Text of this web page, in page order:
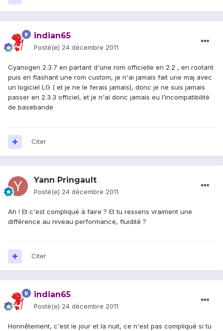
indian65
Posté(e) 24 décembre 2011
Cyanogen 2.3.7 en partant d'une rom officielle en 2.2 , en rootant
puis en flashant une rom custom, je n'ai jamais fait une maj avec
un logiciel LG ( et je ne le ferais jamais), donc je ne suis jamais
passer en 2.3.3 officiel, et je n'ai donc jamais eu l’incompatibilité
de basebande
Citer
Yann Pringault
Posté(e) 24 décembre 2011
Ah ! Et c'est compliqué à faire ? Et tu ressens vraiment une
différence au niveau performance, fluidité ?
Citer
indian65
Posté(e) 24 décembre 2011
Honnêtement, c'est le jour et la nuit, ce n'est pas compliqué si tu